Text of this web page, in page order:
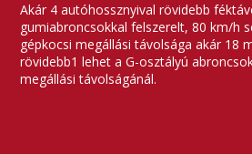
Akár 4 autóhossznyival rövidebb
gumiabroncsokkal felszerelt, 80 km/h
gépkocsi megállási távolsága akár 18
rövidebb1 lehet a G-osztályú
megállási távolságánál.